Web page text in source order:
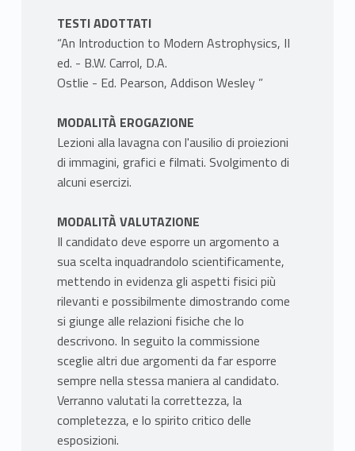
TESTI ADOTTATI
“An Introduction to Modern Astrophysics, II
ed. - B.W. Carrol, D.A.
Ostlie - Ed. Pearson, Addison Wesley ”
MODALITÀ EROGAZIONE
Lezioni alla lavagna con l'ausilio di proiezioni
di immagini, grafici e filmati. Svolgimento di
alcuni esercizi.
MODALITÀ VALUTAZIONE
Il candidato deve esporre un argomento a
sua scelta inquadrandolo scientificamente,
mettendo in evidenza gli aspetti fisici più
rilevanti e possibilmente dimostrando come
si giunge alle relazioni fisiche che lo
descrivono. In seguito la commissione
sceglie altri due argomenti da far esporre
sempre nella stessa maniera al candidato.
Verranno valutati la correttezza, la
completezza, e lo spirito critico delle
esposizioni.